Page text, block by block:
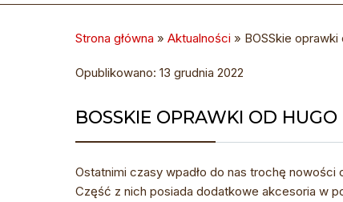
Strona główna » Aktualności » BOSSkie oprawki
Opublikowano: 13 grudnia 2022
BOSSKIE OPRAWKI OD HUGO
Ostatnimi czasy wpadło do nas trochę
Część z nich posiada dodatkowe akcesoria w